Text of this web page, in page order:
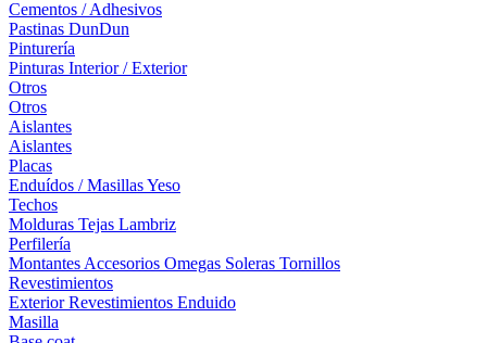
Cementos / Adhesivos
Pastinas DunDun
Pinturería
Pinturas Interior / Exterior
Otros
Otros
Aislantes
Aislantes
Placas
Enduídos / MasillasYeso
Techos
Molduras Tejas Lambriz
Perfilería
Montantes Accesorios Omegas Soleras Tornillos
Revestimientos
ExteriorRevestimientos Enduido
Masilla